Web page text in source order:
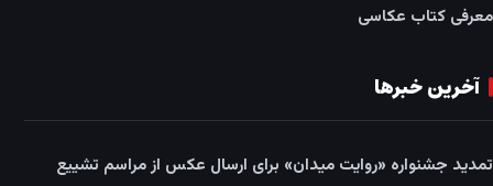
معرفی کتاب عکاسی
آخرین خبرها
تمدید جشنواره «روایت میدان» برای ارسال عکس از مراسم تشییع